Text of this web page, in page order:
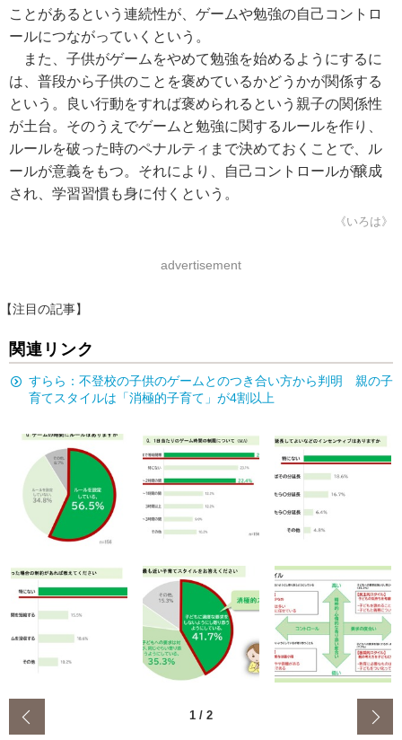
ことがあるという連続性が、ゲームや勉強の自己コントロ
ールにつながっていくという。
また、子供がゲームをやめて勉強を始めるようにするに
は、普段から子供のことを褒めているかどうかが関係する
という。良い行動をすれば褒められるという親子の関係性
が土台。そのうえでゲームと勉強に関するルールを作り、
ルールを破った時のペナルティまで決めておくことで、ル
ールが意義をもつ。それにより、自己コントロールが醸成
され、学習習慣も身に付くという。
《いろは》
advertisement
【注目の記事】
関連リンク
すらら：不登校の子供のゲームとのつき合い方から判明 親の子
育てスタイルは「消極的子育て」が4割以上
1 / 2